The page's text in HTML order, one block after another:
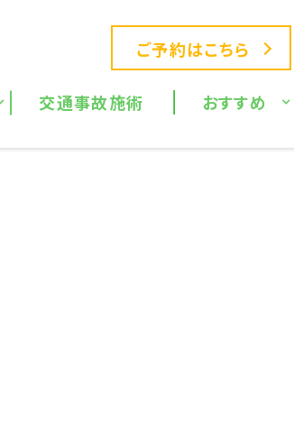
ご予約はこちら
交通事故施術
おすすめ